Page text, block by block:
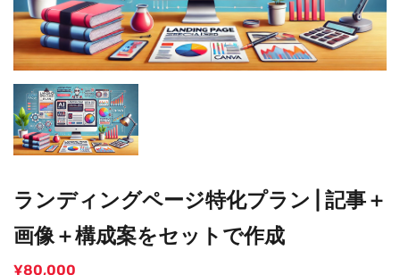
ランディングページ特化プラン | 記事＋
画像＋構成案をセットで作成
¥80,000